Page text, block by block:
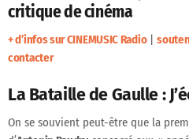
critique de cinéma
+ d’infos sur CINEMUSIC Radio|
contacter
La Bataille de Gaulle :
On se souvient peut-être que la